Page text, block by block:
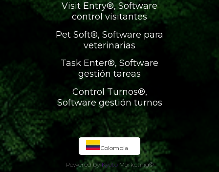
Visit Entry®, Software
control visitantes
Pet Soft®, Software para
veterinarias
Task Enter®, Software
gestión tareas
Control Turnos®,
Software gestión turnos
Colombia
Powered by Kyoto Marketing©